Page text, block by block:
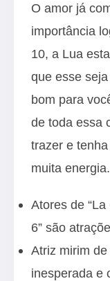
O amor já
importância
10, a Lua
que esse
bom para
de toda essa
trazer e
muita energia.
Atores de
6” são
Atriz mirim
inesperada e